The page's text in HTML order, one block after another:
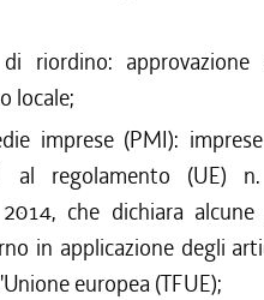
riordino:
locale;
imprese (PMI):
regolamento (UE)
che dichiara
in applicazione degli
europea (TFUE);